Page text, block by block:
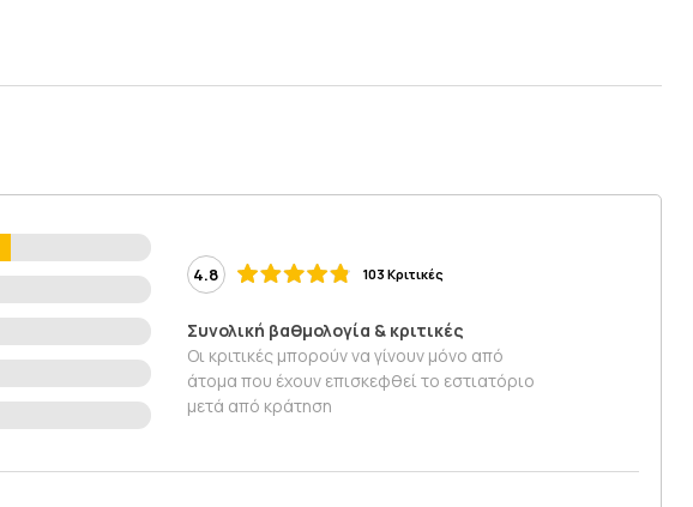
4.8 103 Κριτικές
Συνολική βαθμολογία & κριτικές
Οι κριτικές μπορούν να γίνουν μόνο από
άτομα που έχουν επισκεφθεί το εστιατόριο
μετά από κράτηση